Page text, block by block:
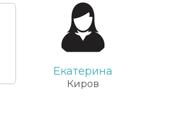
Екатерина
Киров